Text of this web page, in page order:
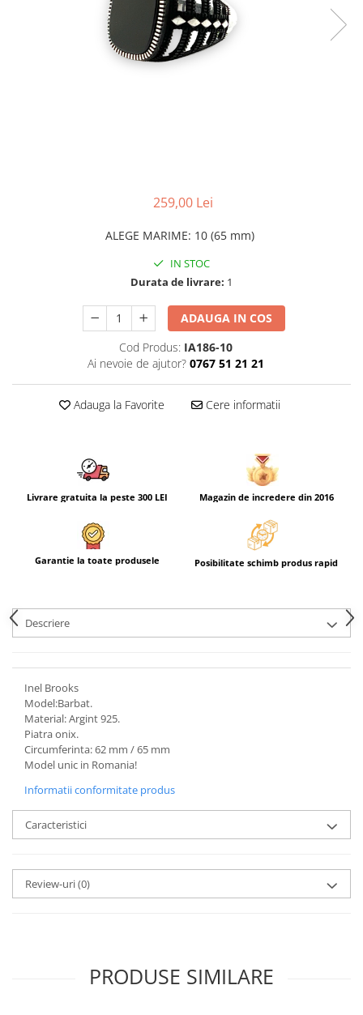
259,00 Lei
ALEGE MARIME: 10 (65 mm)
IN STOC
Durata de livrare: 1
ADAUGA IN COS
Cod Produs: IA186-10
Ai nevoie de ajutor? 0767 51 21 21
Adauga la Favorite Cere informatii
Livrare gratuita la peste 300 LEI Magazin de incredere din 2016
Garantie la toate produsele Posibilitate schimb produs rapid
Descriere
Inel Brooks
Model:Barbat.
Material: Argint 925.
Piatra onix.
Circumferinta: 62 mm / 65 mm
Model unic in Romania!
Informatii conformitate produs
Caracteristici
Review-uri(0)
PRODUSE SIMILARE